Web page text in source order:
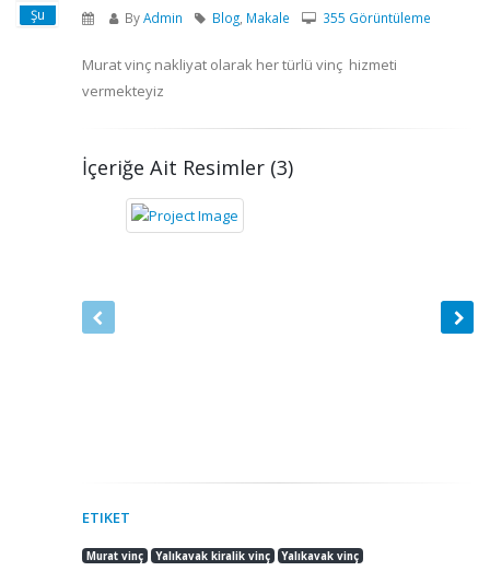
Şu ByAdmin Blog Makale 355 Görüntüleme
Murat vinç nakliyat olarak her türlü vinç hizmeti
vermekteyiz
İçeriğe Ait Resimler (3)
ETIKET
Murat vinç Yalıkavak kiralik vinç
Yalıkavak vinç